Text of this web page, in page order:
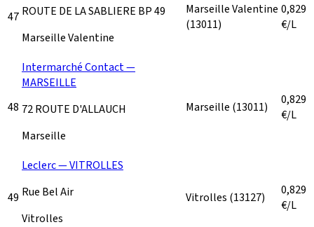
47 ROUTE DE LA SABLIERE BP 49
Marseille Valentine
Marseille Valentine
(13011)
0,829
€/L
48
Intermarché Contact —
MARSEILLE
72 ROUTE D'ALLAUCH
Marseille
Marseille (13011)
0,829
€/L
49
Leclerc — VITROLLES
Rue Bel Air
Vitrolles
Vitrolles (13127)
0,829
€/L